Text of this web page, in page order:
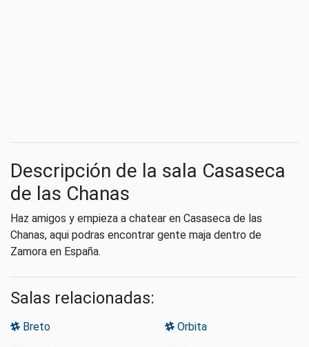
Descripción de la sala Casaseca
de las Chanas
Haz amigos y empieza a chatear en Casaseca de las
Chanas, aqui podras encontrar gente maja dentro de
Zamora en España.
Salas relacionadas:
Breto Orbita